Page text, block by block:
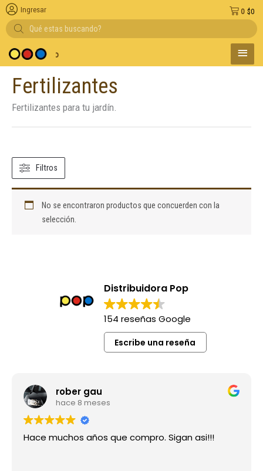
Búsqueda
de
productos
de pago
$0
0
Ingresar
MENÚ
Fertilizantes
Fertilizantes para tu jardín.
Filtros
No se encontraron productos que concuerden con la
selección.
Distribuidora Pop
154 reseñas Google
Escribe una reseña
rober gau
hace 8 meses
Hace muchos años que compro. Sigan asi!!!